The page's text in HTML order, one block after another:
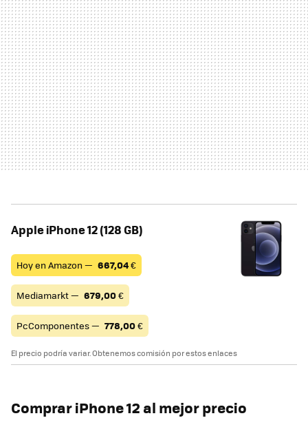
Apple iPhone 12 (128 GB)
Hoy en Amazon — 667,04€
Mediamarkt — 679,00€
PcComponentes — 778,00€
El precio podría variar. Obtenemos comisión por estos enlaces
Comprar iPhone 12 al mejor precio